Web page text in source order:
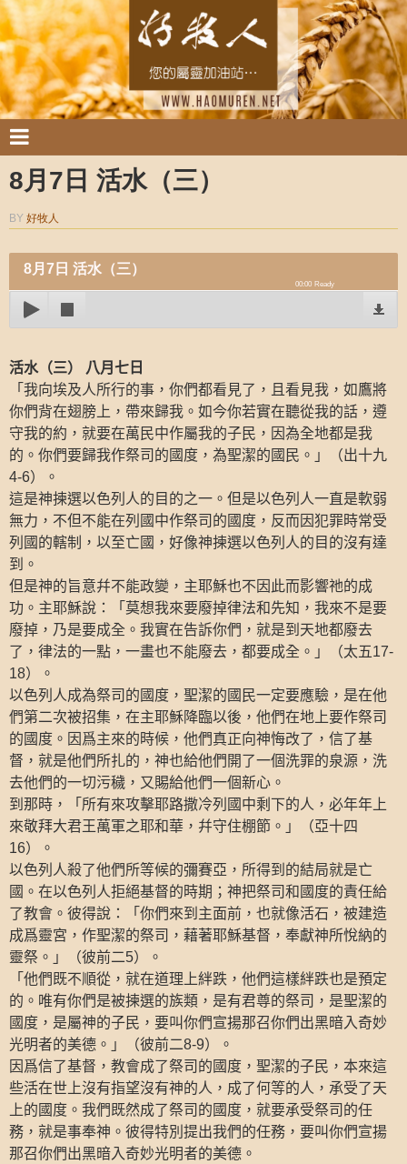
8月7日 活水（三）
BY 好牧人
8月7日 活水（三）
00:00 Ready
活水（三） 八月七日
「我向埃及人所行的事，你們都看見了，且看見我，如鷹將
你們背在翅膀上，帶來歸我。如今你若實在聽從我的話，遵
守我的約，就要在萬民中作屬我的子民，因為全地都是我
的。你們要歸我作祭司的國度，為聖潔的國民。」（出十九
4-6）。
這是神揀選以色列人的目的之一。但是以色列人一直是軟弱
無力，不但不能在列國中作祭司的國度，反而因犯罪時常受
列國的轄制，以至亡國，好像神揀選以色列人的目的沒有達
到。
但是神的旨意幷不能政變，主耶穌也不因此而影響祂的成
功。主耶穌說：「莫想我來要廢掉律法和先知，我來不是要
廢掉，乃是要成全。我實在告訴你們，就是到天地都廢去
了，律法的一點，一畫也不能廢去，都要成全。」（太五17-
18）。
以色列人成為祭司的國度，聖潔的國民一定要應驗，是在他
們第二次被招集，在主耶穌降臨以後，他們在地上要作祭司
的國度。因爲主來的時候，他們真正向神悔改了，信了基
督，就是他們所扎的，神也給他們開了一個洗罪的泉源，洗
去他們的一切污穢，又賜給他們一個新心。
到那時，「所有來攻擊耶路撒冷列國中剩下的人，必年年上
來敬拜大君王萬軍之耶和華，幷守住棚節。」（亞十四
16）。
以色列人殺了他們所等候的彌賽亞，所得到的結局就是亡
國。在以色列人拒絕基督的時期；神把祭司和國度的責任給
了教會。彼得說：「你們來到主面前，也就像活石，被建造
成爲靈宮，作聖潔的祭司，藉著耶穌基督，奉獻神所悅納的
靈祭。」（彼前二5）。
「他們既不順從，就在道理上絆跌，他們這樣絆跌也是預定
的。唯有你們是被揀選的族類，是有君尊的祭司，是聖潔的
國度，是屬神的子民，要叫你們宣揚那召你們出黑暗入奇妙
光明者的美德。」（彼前二8-9）。
因爲信了基督，教會成了祭司的國度，聖潔的子民，本來這
些活在世上沒有指望沒有神的人，成了何等的人，承受了天
上的國度。我們既然成了祭司的國度，就要承受祭司的任
務，就是事奉神。彼得特別提出我們的任務，要叫你們宣揚
那召你們出黑暗入奇妙光明者的美德。